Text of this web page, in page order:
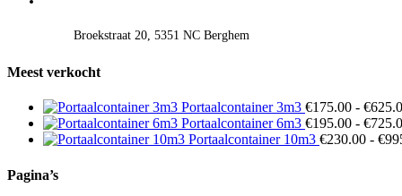
Broekstraat 20, 5351 NC Berghem
Meest verkocht
Portaalcontainer 3m3 €175.00 - €
Portaalcontainer 6m3 €195.00 - €
Portaalcontainer 10m3 €230.00 - €
Pagina’s